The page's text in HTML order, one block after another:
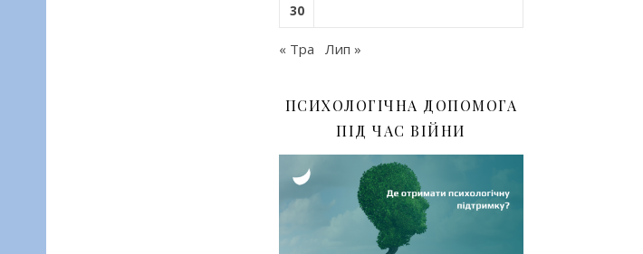
30
« Тра Лип »
ПСИХОЛОГІЧНА ДОПОМОГА
ПІД ЧАС ВІЙНИ